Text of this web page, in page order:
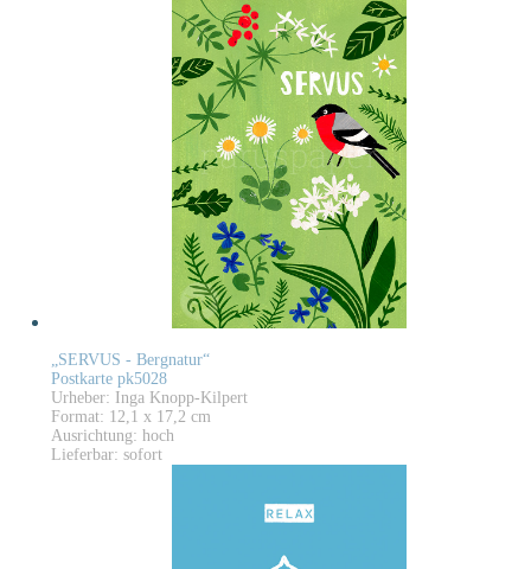
„SERVUS - Bergnatur“
Postkarte pk5028
Urheber: Inga Knopp-Kilpert
Format: 12,1 x 17,2 cm
Ausrichtung: hoch
Lieferbar: sofort